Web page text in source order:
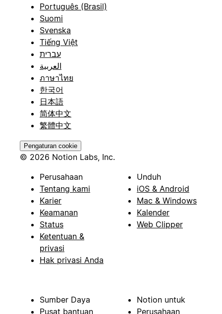
Português (Brasil)
Suomi
Svenska
Tiếng Việt
עברית
العربية
ภาษาไทย
한국어
日本語
简体中文
繁體中文
Pengaturan cookie
© 2026 Notion Labs, Inc.
Perusahaan
Tentang kami
Karier
Keamanan
Status
Ketentuan &
privasi
Hak privasi Anda
Unduh
iOS & Android
Mac & Windows
Kalender
Web Clipper
Sumber Daya
Pusat bantuan
Notion untuk
Perusahaan